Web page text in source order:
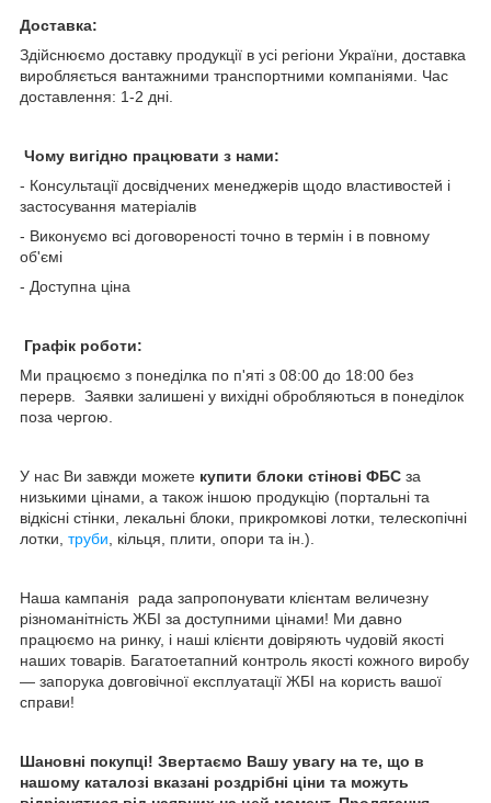
Доставка:
Здійснюємо доставку продукції в усі регіони України, доставка
виробляється вантажними транспортними компаніями. Час
доставлення: 1-2 дні.
Чому вигідно працювати з нами:
- Консультації досвідчених менеджерів щодо властивостей і
застосування матеріалів
- Виконуємо всі договореності точно в термін і в повному
об'ємі
- Доступна ціна
Графік роботи:
Ми працюємо з понеділка по п'яті з 08:00 до 18:00 без
перерв. Заявки залишені у вихідні обробляються в понеділок
поза чергою.
У нас Ви завжди можете купити блоки стінові ФБС за
низькими цінами, а також іншою продукцію (портальні та
відкісні стінки, лекальні блоки, прикромкові лотки, телескопічні
лотки, труби , кільця, плити, опори та ін.).
Наша кампанія рада запропонувати клієнтам величезну
різноманітність ЖБІ за доступними цінами! Ми давно
працюємо на ринку, і наші клієнти довіряють чудовій якості
наших товарів. Багатоетапний контроль якості кожного виробу
— запорука довговічної експлуатації ЖБІ на користь вашої
справи!
Шановні покупці! Звертаємо Вашу увагу на те, що в
нашому каталозі вказані роздрібні ціни та можуть